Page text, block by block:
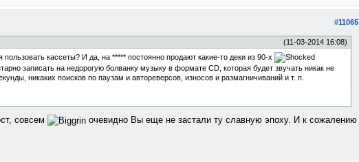
#11065
(11-03-2014 16:08)
кассеты? И да, на ***** постоянно продают какие-то деки из 90-х
записать на недорогую болванку музыку в формате CD, которая будет звучать никак не
никаких поисков по паузам и автореверсов, износов и размагничиваний и т. п.
совсем
очевидно Вы еще не застали ту славную эпоху. И к сожалению